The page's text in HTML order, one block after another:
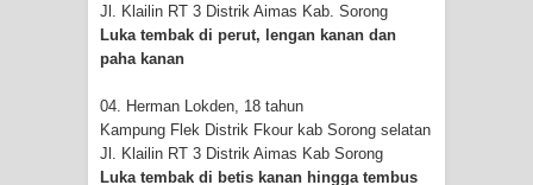
Frontier into National Food Belt with
Mentan Tinjau Program Cetak Sawah
Jl. Klailin RT 3 Distrik Aimas Kab. Sorong
Luka tembak di perut, lengan kanan dan
paha kanan
04. Herman Lokden, 18 tahun
Kampung Flek Distrik Fkour kab Sorong selatan
Jl. Klailin RT 3 Distrik Aimas Kab Sorong
Luka tembak di betis kanan hingga tembus